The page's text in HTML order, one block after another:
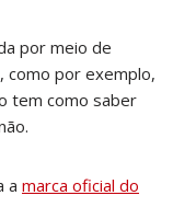
por meio de
como por exemplo,
tem como saber
a marca oficial do